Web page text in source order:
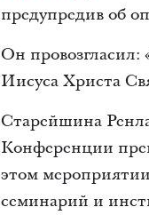
предупредив об
Он
Иисуса Христа
Старейшина
Конференции
этом
семинарий и